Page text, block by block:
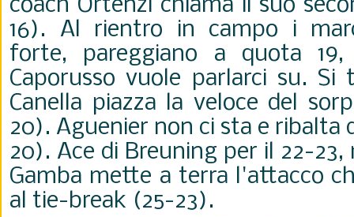
coach Ortenzi chiama il suo
16). Al rientro in campo i
forte, pareggiano a quota
Caporusso vuole parlarci su. Si
Canella piazza la veloce del
20). Aguenier non ci sta e ribalta
20). Ace di Breuning per il 22-
Gamba mette a terra l'attacco
al tie-break (25-23).